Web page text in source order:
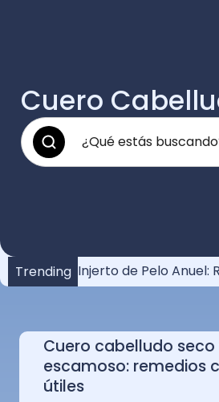
Cuero
Trending
Cuero cabelludo seco
escamoso: remedios
útiles